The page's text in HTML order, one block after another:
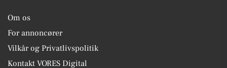
Om os
For annoncører
Vilkår og Privatlivspolitik
Kontakt VORES Digital